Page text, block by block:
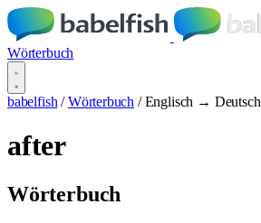
Wörterbuch
babelfish / Wörterbuch / Englisch → Deutsch
after
Wörterbuch